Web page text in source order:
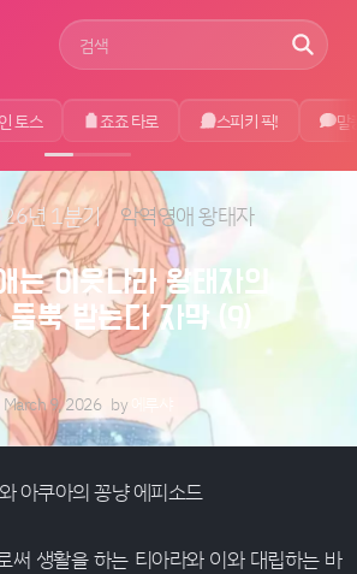
사이트 검색어
토스 죠죠 타로 스피키 픽! 말
년 1분기 악역영애 왕태자
는 이웃나라 왕태자의
듬뿍 받는다 자막 (9)
March 9, 2026 by
아쿠아의 꽁냥 에피소드
써 생활을 하는 티아라와 이와 대립하는 바